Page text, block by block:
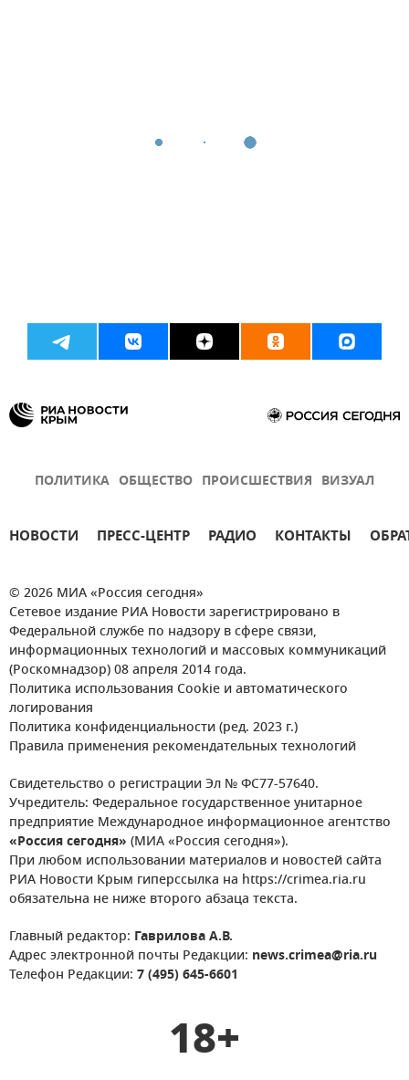
ПОЛИТИКА ОБЩЕСТВО ПРОИСШЕСТВИЯ ВИЗУАЛ
НОВОСТИ ПРЕСС-ЦЕНТР РАДИО КОНТАКТЫ
© 2026 МИА «Россия сегодня»
Сетевое издание РИА Новости зарегистрировано в
Федеральной службе по надзору в сфере связи,
информационных технологий и массовых коммуникаций
(Роскомнадзор) 08 апреля 2014 года.
Политика использования Cookie и автоматического
логирования
Политика конфиденциальности (ред. 2023 г.)
Правила применения рекомендательных технологий
Свидетельство о регистрации Эл № ФС77-57640.
Учредитель: Федеральное государственное унитарное
предприятие Международное информационное агентство
«Россия сегодня» (МИА «Россия сегодня»).
При любом использовании материалов и новостей сайта
РИА Новости Крым гиперссылка на https://crimea.ria.ru
обязательна не ниже второго абзаца текста.
Главный редактор: Гаврилова А.В.
Адрес электронной почты Редакции: news.crimea@ria.ru
Телефон Редакции: 7 (495) 645-6601
18+